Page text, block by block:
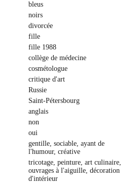
bleus
noirs
divorcée
fille
fille 1988
collège de médecine
cosmétologue
critique d'art
Russie
Saint-Pétersbourg
anglais
non
oui
gentille, sociable, ayant de
l'humour, créative
tricotage, peinture, art culinaire,
ouvrages à l'aiguille, décoration
d'intérieur